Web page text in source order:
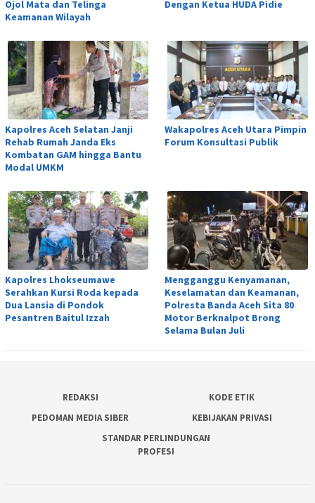
Ojol Mata dan Telinga
Keamanan Wilayah
Dengan Ketua HUDA Pidie
Kapolres Aceh Selatan Janji
Rehab Rumah Janda Eks
Kombatan GAM hingga Bantu
Modal UMKM
Wakapolres Aceh Utara Pimpin
Forum Konsultasi Publik
Kapolres Lhokseumawe
Serahkan Kursi Roda kepada
Dua Lansia di Pondok
Pesantren Baitul Izzah
Mengganggu Kenyamanan,
Keselamatan dan Keamanan,
Polresta Banda Aceh Sita 80
Motor Berknalpot Brong
Selama Bulan Juli
REDAKSI
KODE ETIK
PEDOMAN MEDIA SIBER
KEBIJAKAN PRIVASI
STANDAR PERLINDUNGAN
PROFESI